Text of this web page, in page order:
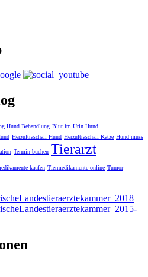
Hund Behandlung Blut im Urin Hund
Herzultraschall Hund Herzultraschall Katze Hund muss
Termin buchen Tierarzt
kaufen Tiermedikamente online Tumor